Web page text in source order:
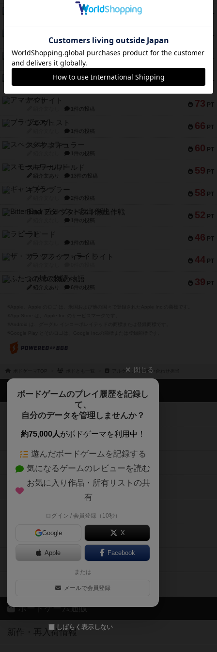
PT
テンプテーション
PT
紹介文あり 2件の投稿
75 PT
宵と暁の呪文書
紹介文あり 8件の投稿
PT
リスボン・トラム 28
紹介文あり 9件の投稿
73 PT
アマナイト
1件の投稿
66 PT
ブラヴェスト
1件の投稿
60 PT
スペクタキュラー
1件の投稿
59 PT
スモールワールド
紹介文あり 13件の投稿
58 PT
ギャンブラー
2件の投稿
52 PT
Bitter End ブタペスト救出作戦
1件の投稿
46 PT
ラピード
1件の投稿
44 PT
ザ・フラッフィー・ライト
39 PT
ふたつの城の物語
紹介文あり 6件の投稿
アルケリンガお問い合わせ担当
閉じる
ボードゲームのプレイ履歴を記録し
て、
自分のデータを管理しませんか？
約75,000人がボドゲーマを利用中！
遊んだボードゲームを記録する
気になるゲームのレビューを読む
お気に入り作品・所有リストの共
有
ログイン / 会員登録（10秒）
Google X
Apple Facebook
または
メールで会員登録
しばらく表示しない
ボドゲーマTOP
ボードゲームを検索する
ボードゲームの新着レビュー
ボードゲーム会情報
メカニクス特集
掲示板・トピックス
ボドとも・会員一覧
ボードゲーム業界コラム
ボドゲーマご利用案内
ボードゲーム通販
新作・再入荷情報